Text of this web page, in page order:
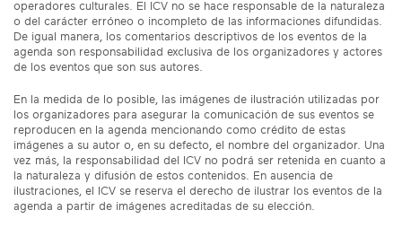
operadores culturales. El ICV no se hace responsable de la naturaleza
o del carácter erróneo o incompleto de las informaciones difundidas.
De igual manera, los comentarios descriptivos de los eventos de la
agenda son responsabilidad exclusiva de los organizadores y actores
de los eventos que son sus autores.
En la medida de lo posible, las imágenes de ilustración utilizadas por
los organizadores para asegurar la comunicación de sus eventos se
reproducen en la agenda mencionando como crédito de estas
imágenes a su autor o, en su defecto, el nombre del organizador. Una
vez más, la responsabilidad del ICV no podrá ser retenida en cuanto a
la naturaleza y difusión de estos contenidos. En ausencia de
ilustraciones, el ICV se reserva el derecho de ilustrar los eventos de la
agenda a partir de imágenes acreditadas de su elección.